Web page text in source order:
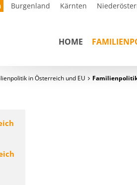
Burgenland Kärnten
HOME
in Österreich und EU